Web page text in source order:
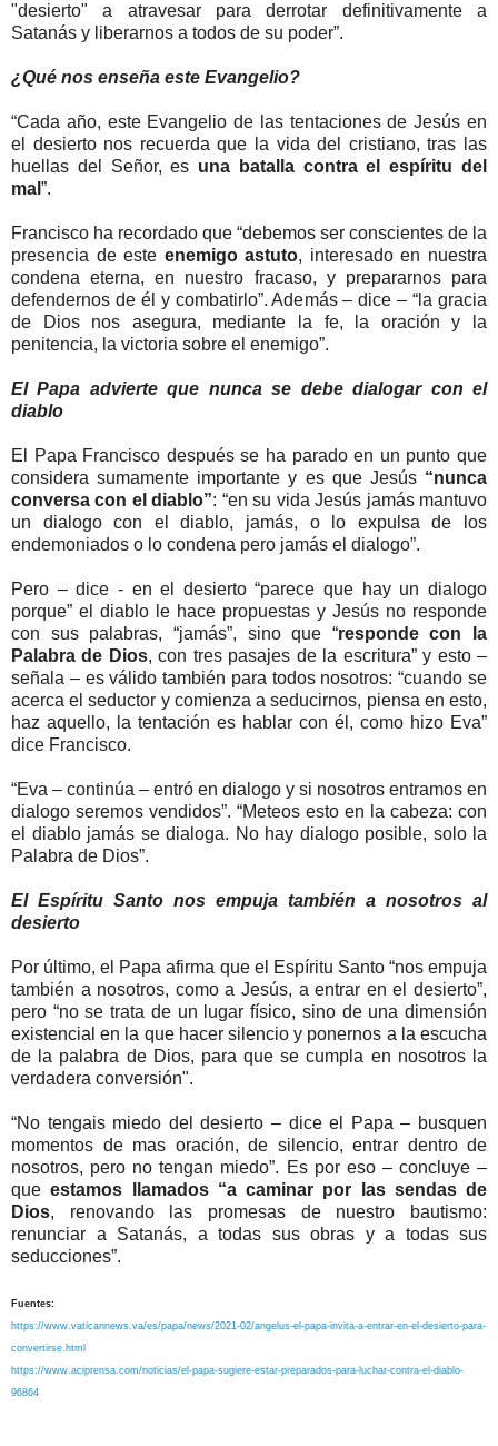
"desierto" a atravesar para derrotar definitivamente a
Satanás y liberarnos a todos de su poder”.
¿Qué nos enseña este Evangelio?
“Cada año, este Evangelio de las tentaciones de Jesús en
el desierto nos recuerda que la vida del cristiano, tras las
huellas del Señor, es una batalla contra el espíritu del
mal ”.
Francisco ha recordado que “debemos ser conscientes de la
presencia de este enemigo astuto, interesado en nuestra
condena eterna, en nuestro fracaso, y prepararnos para
defendernos de él y combatirlo”. Además – dice – “la gracia
de Dios nos asegura, mediante la fe, la oración y la
penitencia, la victoria sobre el enemigo”.
El Papa advierte que nunca se debe dialogar con el
diablo
El Papa Francisco después se ha parado en un punto que
considera sumamente importante y es que Jesús “nunca
conversa con el diablo”: “en su vida Jesús jamás mantuvo
un dialogo con el diablo, jamás, o lo expulsa de los
endemoniados o lo condena pero jamás el dialogo”.
Pero – dice - en el desierto “parece que hay un dialogo
porque” el diablo le hace propuestas y Jesús no responde
con sus palabras, “jamás”, sino que “responde con la
Palabra de Dios, con tres pasajes de la escritura” y esto –
señala – es válido también para todos nosotros: “cuando se
acerca el seductor y comienza a seducirnos, piensa en esto,
haz aquello, la tentación es hablar con él, como hizo Eva”
dice Francisco.
“Eva – continúa – entró en dialogo y si nosotros entramos en
dialogo seremos vendidos”. “Meteos esto en la cabeza: con
el diablo jamás se dialoga. No hay dialogo posible, solo la
Palabra de Dios”.
El Espíritu Santo nos empuja también a nosotros al
desierto
Por último, el Papa afirma que el Espíritu Santo “nos empuja
también a nosotros, como a Jesús, a entrar en el desierto”,
pero “no se trata de un lugar físico, sino de una dimensión
existencial en la que hacer silencio y ponernos a la escucha
de la palabra de Dios, para que se cumpla en nosotros la
verdadera conversión".
“No tengais miedo del desierto – dice el Papa – busquen
momentos de mas oración, de silencio, entrar dentro de
nosotros, pero no tengan miedo”. Es por eso – concluye –
queestamos llamados “a caminar por las sendas de
Dios, renovando las promesas de nuestro bautismo:
renunciar a Satanás, a todas sus obras y a todas sus
seducciones”.
Fuentes:
https://www.vaticannews.va/es/papa/news/2021-02/angelus-el-papa-invita-a-entrar-en-el-desierto-para-
convertirse.html
https://www.aciprensa.com/noticias/el-papa-sugiere-estar-preparados-para-luchar-contra-el-diablo-
96864